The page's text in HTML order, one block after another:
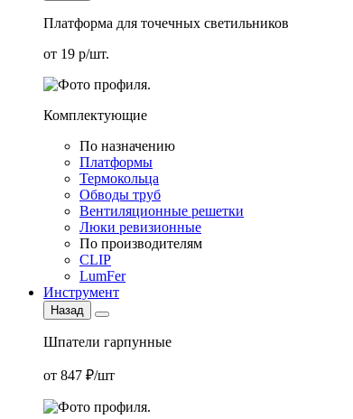
Платформа для точечных светильников
от 19 р/шт.
Комплектующие
По назначению
Платформы
Термокольца
Обводы труб
Вентиляционные решетки
Люки ревизионные
По производителям
CLIP
LumFer
Инструмент
Назад
Шпатели гарпунные
от 847 ₽/шт